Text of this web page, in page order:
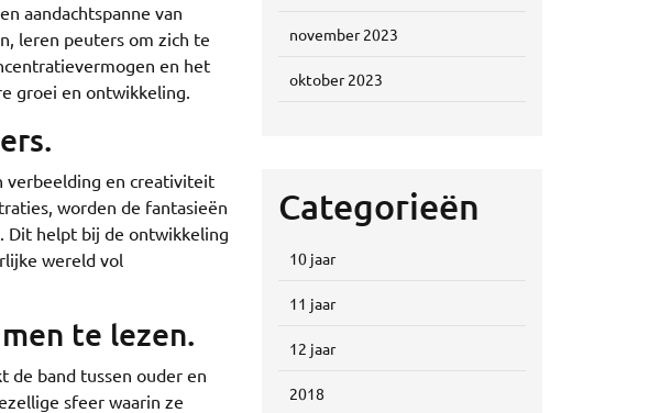
aandachtspanne van
leren peuters om zich te
en het
groei en ontwikkeling.
verbeelding en creativiteit
worden de fantasieën
Dit helpt bij de ontwikkeling
wereld vol
te lezen.
de band tussen ouder en
sfeer waarin ze
november 2023
oktober 2023
Categorieën
10 jaar
11 jaar
12 jaar
2018